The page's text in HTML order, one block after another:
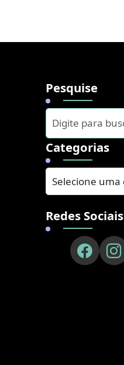
Pesquise
Categorias
Redes Sociais